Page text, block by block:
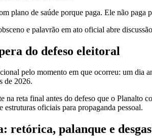
plano de saúde porque paga. Ele não
e palavrão em ato oficial abre
do defeso eleitoral
pelo momento em que ocorreu: um
de 2026.
na reta final antes do defeso que o Planalto
estruturas oficiais para propaganda pessoal.
retórica, palanque e